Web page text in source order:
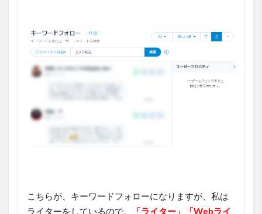
こちらが、キーワードフォローになりますが、私は
ライターをしているので、
「ライター」「Webライ